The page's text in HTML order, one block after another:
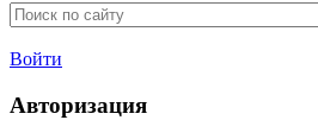
Войти
Авторизация